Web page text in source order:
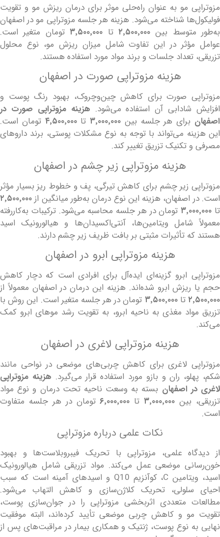
مو به عنوان راه‌حلی موثر برای درمان ریزش مو و تقویت
شناخته می‌شود. هزینه هر جلسه مزوتراپی مو در اصفهان
متوسط بین۲٬۵۰۰٬۰۰۰تا۳٬۵۰۰٬۰۰۰تومان متغیر است.
در این تفاوت شامل میزان ریزش مو، نوع محلول
تعداد جلسات و برند مواد مورد استفاده هستند.
هزینه مزوتراپی صورت در اصفهان
صورت برای کاهش چین‌وچروک، بهبود رنگ پوست و
شادابی آن استفاده می‌شود.هزینه مزوتراپی صورت در
برای هر جلسه بین۳٬۰۰۰٬۰۰۰تا۴٬۵۰۰٬۰۰۰تومان است.
می‌تواند با توجه به نوع مشکلات پوستی، برند داروهای
تکنیک تزریق تغییر کند.
هزینه مزوتراپی زیر چشم در اصفهان
زیر چشم برای کاهش تیرگی، پف و خطوط ریز بسیار مؤثر
هزینه این نوع درمان به‌طور میانگین از۲٬۵۰۰٬۰۰۰
تومان در هر جلسه محاسبه می‌شود. ترکیبات به‌کاررفته
شامل ویتامین‌ها، آنتی‌اکسیدان‌ها و هیالورونیک اسید
تأثیرات مثبتی بر بافت ظریف زیر چشم دارند.
هزینه مزوتراپی ابرو در اصفهان
ابرو گزینه‌ای ایده‌آل برای افرادی است که دچار کاهش
ابرو شده‌اند. هزینه این درمان در اصفهان معمولاً از
تا۳٬۵۰۰٬۰۰۰تومان در هر جلسه متغیر است. این روش با
مغذی به ناحیه ابرو، به تقویت رشد موهای ابرو کمک
هزینه مزوتراپی لاغری در اصفهان
لاغری برای کاهش چربی‌های موضعی در نواحی مانند
ران و بازو مورد استفاده قرار می‌گیرد.هزینه مزوتراپی
اصفهانبسته به وسعت ناحیه تحت درمان و نوع مواد
بین۳٬۰۰۰٬۰۰۰تا۶٬۰۰۰٬۰۰۰تومان در هر جلسه متفاوت
نکات علمی درباره مزوتراپی
علمی، مزوتراپی با تحریک فیبروبلاست‌ها و بهبود
موضعی عمل می‌کند. مواد تزریقی شامل هیالورونیک
اسید، ویتامین C، کوآنزیم Q10 و اسیدهای آمینه است که سبب
تحریک کلاژن‌سازی و کاهش التهاب می‌شود.
متعددی اثربخشی مزوتراپی را در جوان‌سازی پوست،
و کاهش چربی موضعی تأیید کرده‌اند، البته موفقیت
نوع پوست، ژنتیک و همکاری بیمار در مراقبت‌های پس از